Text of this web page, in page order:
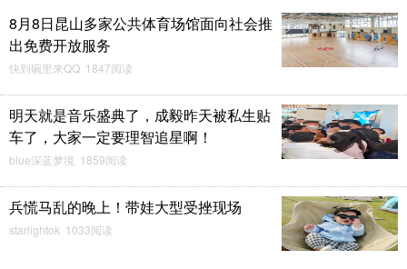
8月8日昆山多家公共体育场馆面向社会推
出免费开放服务
快到碗里来QQ 1847阅读
明天就是音乐盛典了，成毅昨天被私生贴
车了，大家一定要理智追星啊！
blue深蓝梦境 1859阅读
兵慌马乱的晚上！带娃大型受挫现场
starlightok 1033阅读